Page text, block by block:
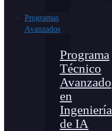
Programas
Avanzados
Programa
Técnico
Avanzado
en
Ingeniería
de IA